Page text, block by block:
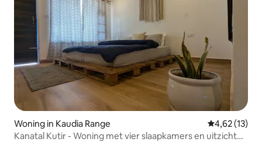
Woning in Kaudia Range Gemiddelde
4,62 (13)
Kanatal Kutir - Woning met vier slaapkamers en uitzicht